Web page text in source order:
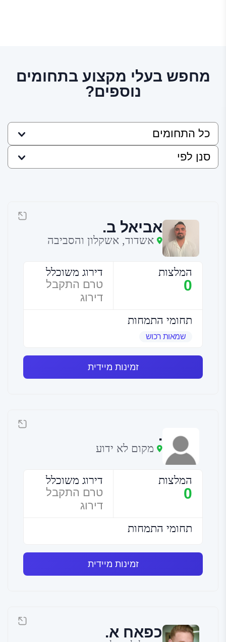
מחפש בעלי מקצוע בתחומים
נוספים?
אביאל ב.
אשדוד, אשקלון והסביבה
המלצות
0
דירוג משוכלל
טרם התקבל
דירוג
תחומי התמחות
שמאות רכוש
זמינות מיידית
.
מקום לא ידוע
המלצות
0
דירוג משוכלל
טרם התקבל
דירוג
תחומי התמחות
זמינות מיידית
כפאח א.